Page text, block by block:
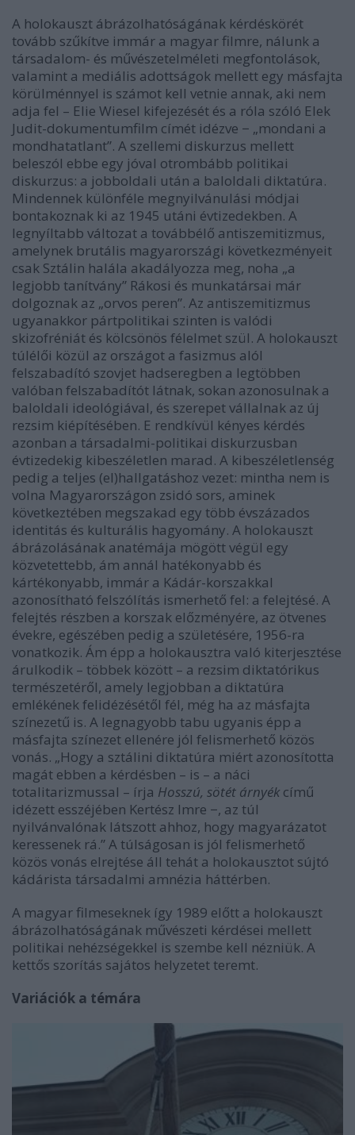
A holokauszt ábrázolhatóságának kérdéskörét
tovább szűkítve immár a magyar filmre, nálunk a
társadalom- és művészetelméleti megfontolások,
valamint a mediális adottságok mellett egy másfajta
körülménnyel is számot kell vetnie annak, aki nem
adja fel – Elie Wiesel kifejezését és a róla szóló Elek
Judit-dokumentumfilm címét idézve − „mondani a
mondhatatlant”. A szellemi diskurzus mellett
beleszól ebbe egy jóval otrombább politikai
diskurzus: a jobboldali után a baloldali diktatúra.
Mindennek különféle megnyilvánulási módjai
bontakoznak ki az 1945 utáni évtizedekben. A
legnyíltabb változat a továbbélő antiszemitizmus,
amelynek brutális magyarországi következményeit
csak Sztálin halála akadályozza meg, noha „a
legjobb tanítvány” Rákosi és munkatársai már
dolgoznak az „orvos peren”. Az antiszemitizmus
ugyanakkor pártpolitikai szinten is valódi
skizofréniát és kölcsönös félelmet szül. A holokauszt
túlélői közül az országot a fasizmus alól
felszabadító szovjet hadseregben a legtöbben
valóban felszabadítót látnak, sokan azonosulnak a
baloldali ideológiával, és szerepet vállalnak az új
rezsim kiépítésében. E rendkívül kényes kérdés
azonban a társadalmi-politikai diskurzusban
évtizedekig kibeszéletlen marad. A kibeszéletlenség
pedig a teljes (el)hallgatáshoz vezet: mintha nem is
volna Magyarországon zsidó sors, aminek
következtében megszakad egy több évszázados
identitás és kulturális hagyomány. A holokauszt
ábrázolásának anatémája mögött végül egy
közvetettebb, ám annál hatékonyabb és
kártékonyabb, immár a Kádár-korszakkal
azonosítható felszólítás ismerhető fel: a felejtésé. A
felejtés részben a korszak előzményére, az ötvenes
évekre, egészében pedig a születésére, 1956-ra
vonatkozik. Ám épp a holokausztra való kiterjesztése
árulkodik – többek között – a rezsim diktatórikus
természetéről, amely legjobban a diktatúra
emlékének felidézésétől fél, még ha az másfajta
színezetű is. A legnagyobb tabu ugyanis épp a
másfajta színezet ellenére jól felismerhető közös
vonás. „Hogy a sztálini diktatúra miért azonosította
magát ebben a kérdésben – is – a náci
totalitarizmussal – írja Hosszú, sötét árnyék című
idézett esszéjében Kertész Imre −, az túl
nyilvánvalónak látszott ahhoz, hogy magyarázatot
keressenek rá.” A túlságosan is jól felismerhető
közös vonás elrejtése áll tehát a holokausztot sújtó
kádárista társadalmi amnézia háttérben.
A magyar filmeseknek így 1989 előtt a holokauszt
ábrázolhatóságának művészeti kérdései mellett
politikai nehézségekkel is szembe kell nézniük. A
kettős szorítás sajátos helyzetet teremt.
Variációk a témára